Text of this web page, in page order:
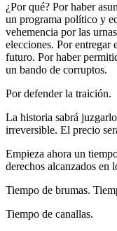
¿Por qué? Por haber
un programa político y
vehemencia por las
elecciones. Por entregar
futuro. Por haber
un bando de corruptos.
Por defender la traición.
La historia sabrá
irreversible. El precio
Empieza ahora un
derechos alcanzados en
Tiempo de brumas.
Tiempo de canallas.